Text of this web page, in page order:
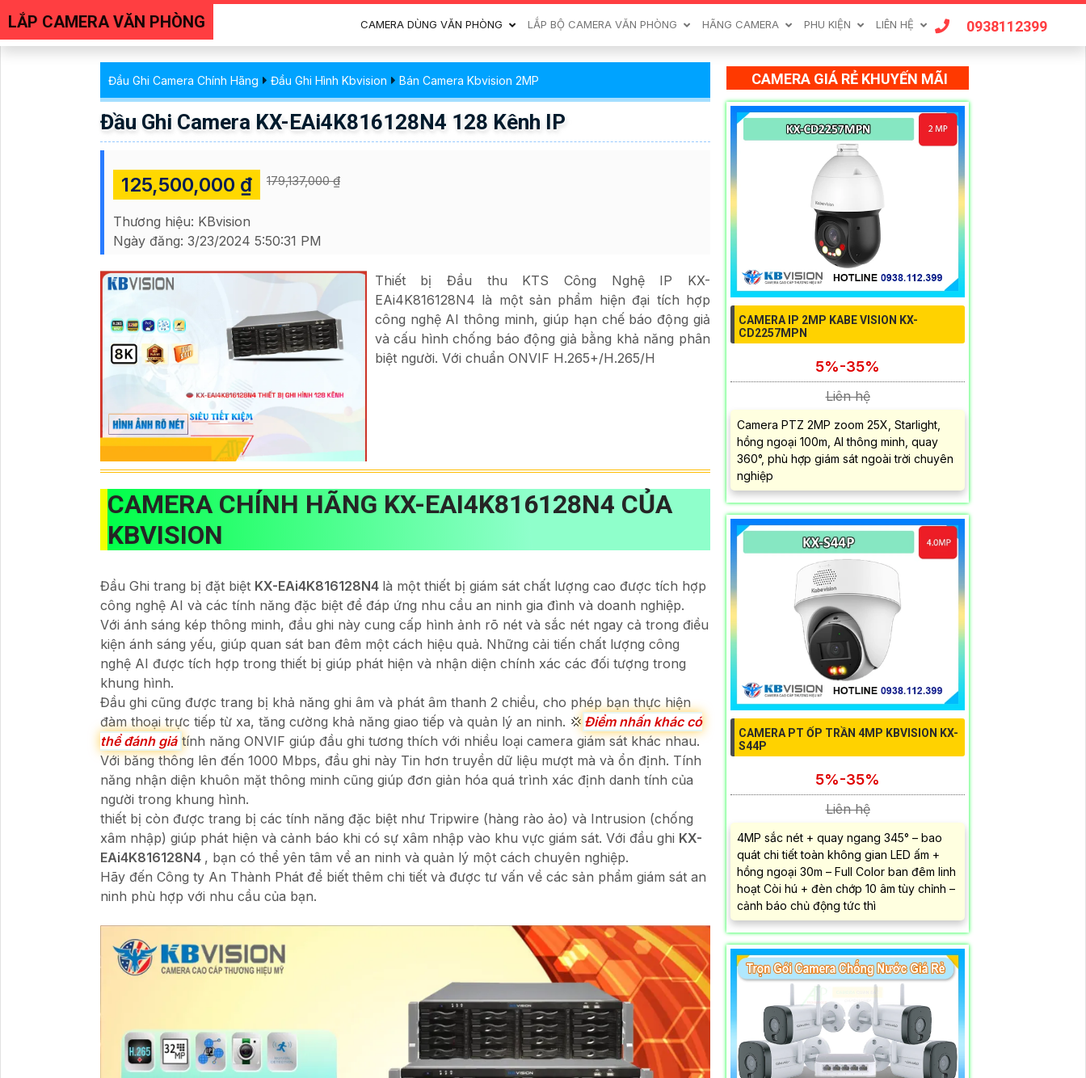
LẮP CAMERA VĂN PHÒNG CAMERA DÙNG VĂN PHÒNG LẮP BỘ CAMERA VĂN PHÒNG HÃNG CAMERA PHU KIỆN LIÊN HỆ 0938112399
Đầu Ghi Camera Chính Hãng Đầu Ghi Hình Kbvision Bán Camera Kbvision 2MP
Đầu Ghi Camera KX-EAi4K816128N4 128 Kênh IP
125,500,000 ₫ 179,137,000 ₫
Thương hiệu: KBvision
Ngày đăng: 3/23/2024 5:50:31 PM
Thiết bị Đầu thu KTS Công Nghệ IP KX-
EAi4K816128N4 là một sản phẩm hiện đại tích hợp
công nghệ AI thông minh, giúp hạn chế báo động giả
và cấu hình chống báo động giả bằng khả năng phân
biệt người. Với chuẩn ONVIF H.265+/H.265/H
CAMERA CHÍNH HÃNG KX-EAI4K816128N4 CỦA
KBVISION
Đầu Ghi trang bị đặt biệt KX-EAi4K816128N4 là một thiết bị giám sát chất lượng cao được tích hợp
công nghệ AI và các tính năng đặc biệt để đáp ứng nhu cầu an ninh gia đình và doanh nghiệp.
Với ánh sáng kép thông minh, đầu ghi này cung cấp hình ảnh rõ nét và sắc nét ngay cả trong điều
kiện ánh sáng yếu, giúp quan sát ban đêm một cách hiệu quả. Những cải tiến chất lượng công
nghệ AI được tích hợp trong thiết bị giúp phát hiện và nhận diện chính xác các đối tượng trong
khung hình.
Đầu ghi cũng được trang bị khả năng ghi âm và phát âm thanh 2 chiều, cho phép bạn thực hiện
đàm thoại trực tiếp từ xa, tăng cường khả năng giao tiếp và quản lý an ninh. 💢 Điểm nhấn khác có
thể đánh giá tính năng ONVIF giúp đầu ghi tương thích với nhiều loại camera giám sát khác nhau.
Với băng thông lên đến 1000 Mbps, đầu ghi này Tin hơn truyền dữ liệu mượt mà và ổn định. Tính
năng nhận diện khuôn mặt thông minh cũng giúp đơn giản hóa quá trình xác định danh tính của
người trong khung hình.
thiết bị còn được trang bị các tính năng đặc biệt như Tripwire (hàng rào ảo) và Intrusion (chống
xâm nhập) giúp phát hiện và cảnh báo khi có sự xâm nhập vào khu vực giám sát. Với đầu ghi KX-
EAi4K816128N4 , bạn có thể yên tâm về an ninh và quản lý một cách chuyên nghiệp.
Hãy đến Công ty An Thành Phát để biết thêm chi tiết và được tư vấn về các sản phẩm giám sát an
ninh phù hợp với nhu cầu của bạn.
CAMERA GIÁ RẺ KHUYẾN MÃI
CAMERA IP 2MP KABE VISION KX-
CD2257MPN
5%-35%
Liên hệ
Camera PTZ 2MP zoom 25X, Starlight,
hồng ngoại 100m, AI thông minh, quay
360°, phù hợp giám sát ngoài trời chuyên
nghiệp
CAMERA PT ỐP TRẦN 4MP KBVISION KX-
S44P
5%-35%
Liên hệ
4MP sắc nét + quay ngang 345° – bao
quát chi tiết toàn không gian LED ấm +
hồng ngoại 30m – Full Color ban đêm linh
hoạt Còi hú + đèn chớp 10 âm tùy chỉnh –
cảnh báo chủ động tức thì